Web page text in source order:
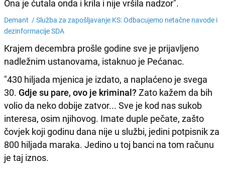
Ona je ćutala onda i krila i nije vršila nadzor".
Demant /Služba za zapošljavanje KS: Odbacujemo netačne navode i
dezinformacije SDA
Krajem decembra prošle godine sve je prijavljeno
nadležnim ustanovama, istaknuo je Pećanac.
"430 hiljada mjenica je izdato, a naplaćeno je svega
30. Gdje su pare, ovo je kriminal? Zato kažem da bih
volio da neko dobije zatvor... Sve je kod nas sukob
interesa, osim njihovog. Imate duple pečate, zašto
čovjek koji godinu dana nije u službi, jedini potpisnik za
800 hiljada maraka. Jedino u toj banci na tom računu
je taj iznos.